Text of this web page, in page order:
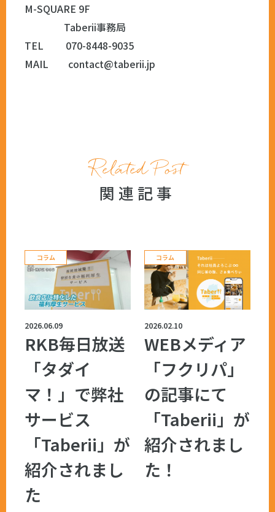
M-SQUARE 9F
Taberii事務局
TEL 070-8448-9035
MAIL contact@taberii.jp
Related Post
関連記事
2026.06.09
RKB毎日放送
「タダイ
マ！」で弊社
サービス
「Taberii」が
紹介されまし
た
コラム
2026.02.10
WEBメディア
「フクリパ」
の記事にて
「Taberii」が
紹介されまし
た！
コラム